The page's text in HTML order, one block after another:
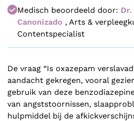
Medisch beoordeeld door:
Canonizado , Arts &
Contentspecialist
De vraag “Is oxazepam
aandacht gekregen, vooral
gebruik van deze
van angststoornissen,
hulpmiddel bij de